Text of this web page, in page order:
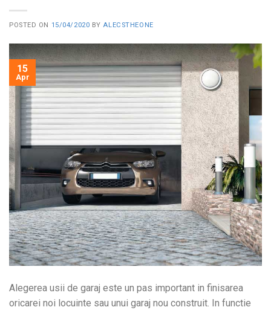
POSTED ON 15/04/2020 BYALECSTHEONE
15
Apr
Alegerea usii de garaj este un pas important in finisarea
oricarei noi locuinte sau unui garaj nou construit. In functie